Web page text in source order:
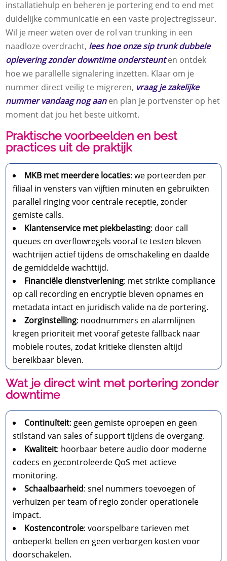
installatiehulp en beheren je portering end to end met
duidelijke communicatie en een vaste projectregisseur.
Wil je meer weten over de rol van trunking in een
naadloze overdracht, lees hoe onze sip trunk dubbele
oplevering zonder downtime ondersteunten ontdek
hoe we parallelle signalering inzetten. Klaar om je
nummer direct veilig te migreren, vraag je zakelijke
nummer vandaag nog aanen plan je portvenster op het
moment dat jou het beste uitkomt.
Praktische voorbeelden en best
practices uit de praktijk
MKB met meerdere locaties: we porteerden per
filiaal in vensters van vijftien minuten en gebruikten
parallel ringing voor centrale receptie, zonder
gemiste calls.
Klantenservice met piekbelasting: door call
queues en overflowregels vooraf te testen bleven
wachtrijen actief tijdens de omschakeling en daalde
de gemiddelde wachttijd.
Financiële dienstverlening: met strikte compliance
op call recording en encryptie bleven opnames en
metadata intact en juridisch valide na de portering.
Zorginstelling: noodnummers en alarmlijnen
kregen prioriteit met vooraf geteste fallback naar
mobiele routes, zodat kritieke diensten altijd
bereikbaar bleven.
Wat je direct wint met portering zonder
downtime
Continuïteit: geen gemiste oproepen en geen
stilstand van sales of support tijdens de overgang.
Kwaliteit: hoorbaar betere audio door moderne
codecs en gecontroleerde QoS met actieve
monitoring.
Schaalbaarheid: snel nummers toevoegen of
verhuizen per team of regio zonder operationele
impact.
Kostencontrole: voorspelbare tarieven met
onbeperkt bellen en geen verborgen kosten voor
doorschakelen.